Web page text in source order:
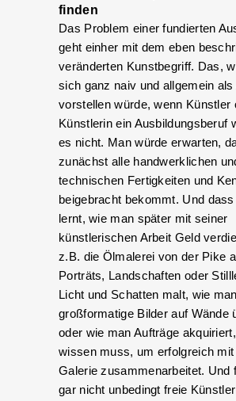
finden
Das Problem einer fundierten
geht einher mit dem eben
veränderten Kunstbegriff. Das,
sich ganz naiv und allgemein als
vorstellen würde, wenn Künstler
Künstlerin ein Ausbildungsberuf
es nicht. Man würde erwarten,
zunächst alle handwerklichen
technischen Fertigkeiten und
beigebracht bekommt. Und
lernt, wie man später mit seiner
künstlerischen Arbeit Geld
z.B. die Ölmalerei von der Pike
Porträts, Landschaften oder
Licht und Schatten malt, wie man
großformatige Bilder auf Wände
oder wie man Aufträge
wissen muss, um erfolgreich mit
Galerie zusammenarbeitet. Und
gar nicht unbedingt freie